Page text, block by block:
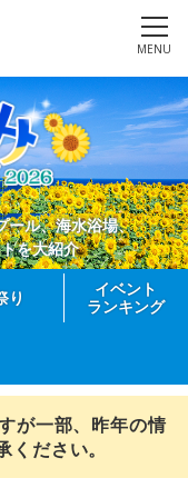
MENU
ール、海水浴場、
を大紹介
り
イベント
ランキング
が一部、昨年の情
ださい。